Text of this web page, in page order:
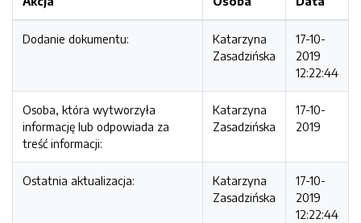
Dodanie dokumentu:
Katarzyna
Zasadzińska
17-10-
2019
12:22:44
Osoba, która wytworzyła
informację lub odpowiada za
treść informacji:
Katarzyna
Zasadzińska
17-10-
2019
Ostatnia aktualizacja:
Katarzyna
Zasadzińska
17-10-
2019
12:22:44